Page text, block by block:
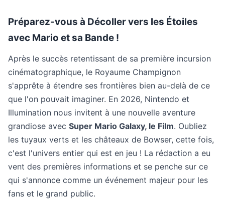
Préparez-vous à Décoller vers les Étoiles
avec Mario et sa Bande !
Après le succès retentissant de sa première incursion
cinématographique, le Royaume Champignon
s'apprête à étendre ses frontières bien au-delà de ce
que l'on pouvait imaginer. En 2026, Nintendo et
Illumination nous invitent à une nouvelle aventure
grandiose avec Super Mario Galaxy, le Film. Oubliez
les tuyaux verts et les châteaux de Bowser, cette fois,
c'est l'univers entier qui est en jeu ! La rédaction a eu
vent des premières informations et se penche sur ce
qui s'annonce comme un événement majeur pour les
fans et le grand public.